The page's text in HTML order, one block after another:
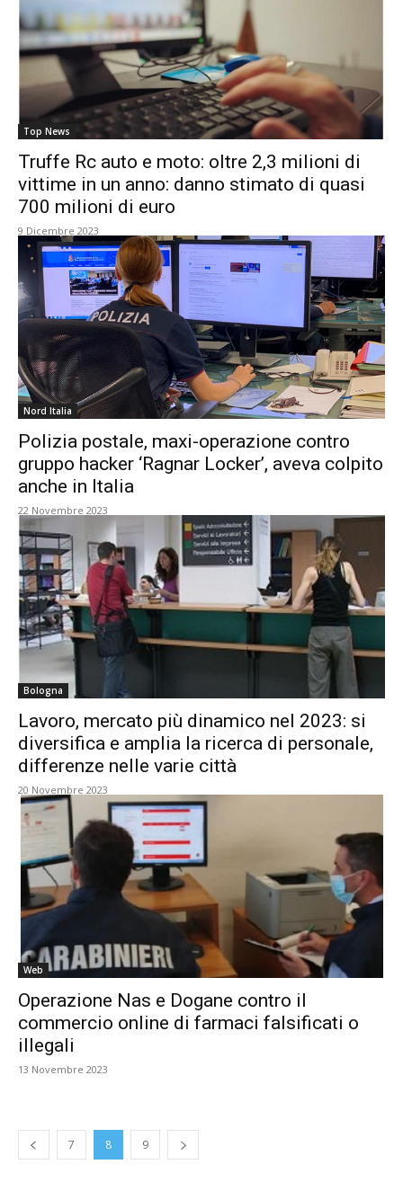
Top News
Truffe Rc auto e moto: oltre 2,3 milioni di
vittime in un anno: danno stimato di quasi
700 milioni di euro
9 Dicembre 2023
Nord Italia
Polizia postale, maxi-operazione contro
gruppo hacker ‘Ragnar Locker’, aveva colpito
anche in Italia
22 Novembre 2023
Bologna
Lavoro, mercato più dinamico nel 2023: si
diversifica e amplia la ricerca di personale,
differenze nelle varie città
20 Novembre 2023
Web
Operazione Nas e Dogane contro il
commercio online di farmaci falsificati o
illegali
13 Novembre 2023
7 8 9